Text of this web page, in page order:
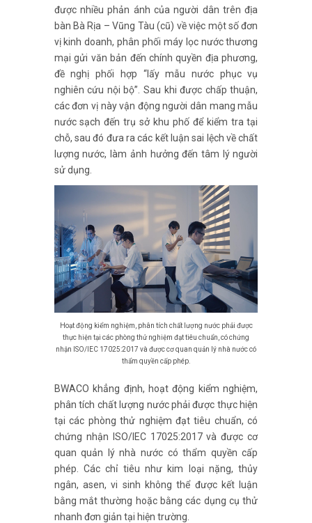
được nhiều phản ánh của người dân trên địa
bàn Bà Rịa – Vũng Tàu (cũ) về việc một số đơn
vị kinh doanh, phân phối máy lọc nước thương
mại gửi văn bản đến chính quyền địa phương,
đề nghị phối hợp “lấy mẫu nước phục vụ
nghiên cứu nội bộ”. Sau khi được chấp thuận,
các đơn vị này vận động người dân mang mẫu
nước sạch đến trụ sở khu phố để kiểm tra tại
chỗ, sau đó đưa ra các kết luận sai lệch về chất
lượng nước, làm ảnh hưởng đến tâm lý người
sử dụng.
Hoạt động kiểm nghiệm, phân tích chất lượng nước phải được
thực hiện tại các phòng thử nghiệm đạt tiêu chuẩn, có chứng
nhận ISO/IEC 17025:2017 và được cơ quan quản lý nhà nước có
thẩm quyền cấp phép.
BWACO khẳng định, hoạt động kiểm nghiệm,
phân tích chất lượng nước phải được thực hiện
tại các phòng thử nghiệm đạt tiêu chuẩn, có
chứng nhận ISO/IEC 17025:2017 và được cơ
quan quản lý nhà nước có thẩm quyền cấp
phép. Các chỉ tiêu như kim loại nặng, thủy
ngân, asen, vi sinh không thể được kết luận
bằng mắt thường hoặc bằng các dụng cụ thử
nhanh đơn giản tại hiện trường.